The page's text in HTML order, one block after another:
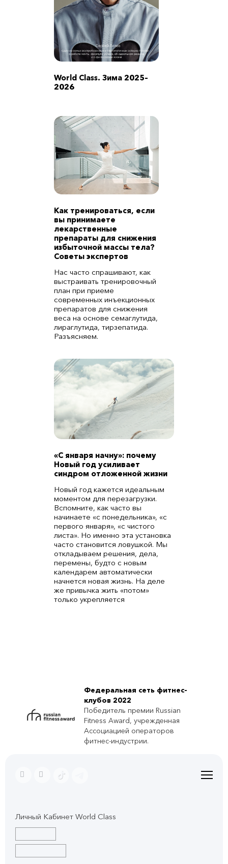
World Class. Зима 2025–
2026
Как тренироваться, если
вы принимаете
лекарственные
препараты для снижения
избыточной массы тела?
Советы экспертов
Нас часто спрашивают, как
выстраивать тренировочный
план при приеме
современных инъекционных
препаратов для снижения
веса на основе семаглутида,
лираглутида, тирзепатида.
Разъясняем.
«С января начну»: почему
Новый год усиливает
синдром отложенной жизни
Новый год кажется идеальным
моментом для перезагрузки.
Вспомните, как часто вы
начинаете «с понедельника», «с
первого января», «с чистого
листа». Но именно эта установка
часто становится ловушкой. Мы
откладываем решения, дела,
перемены, будто с новым
календарем автоматически
начнется новая жизнь. На деле
же привычка жить «потом»
только укрепляется
Федеральная сеть фитнес-
клубов 2022
Победитель премии Russian
Fitness Award, учрежденная
Ассоциацией операторов
фитнес-индустрии.
Личный Кабинет World Class